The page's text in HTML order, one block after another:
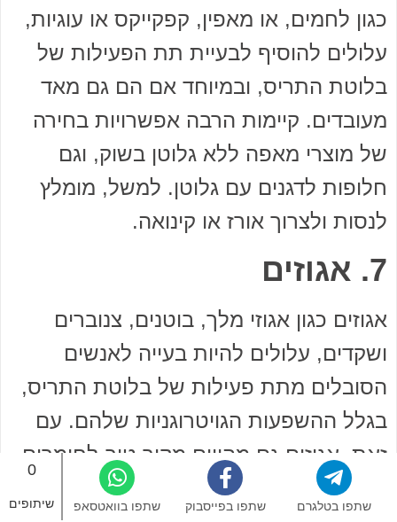
כגון לחמים, או מאפין, קפקייקס או עוגיות,
עלולים להוסיף לבעיית תת הפעילות של
בלוטת התריס, ובמיוחד אם הם גם מאד
מעובדים. קיימות הרבה אפשרויות בחירה
של מוצרי מאפה ללא גלוטן בשוק, וגם
חלופות לדגנים עם גלוטן. למשל, מומלץ
לנסות ולצרוך אורז או קינואה.
7. אגוזים
אגוזים כגון אגוזי מלך, בוטנים, צנוברים
ושקדים, עלולים להיות בעייה לאנשים
הסובלים מתת פעילות של בלוטת התריס,
בגלל ההשפעות הגויטרוגניות שלהם. עם
זאת, אגוזים גם מהווים מקור טוב לחומרים
מזינים אחרים כגון סלניום וסידן, וכדאי
0
שיתופים שתפו בוואטסאפ שתפו בפייסבוק שתפו בטלגרם